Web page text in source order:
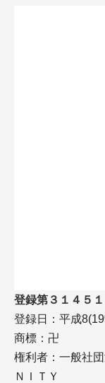
登録第３１４５
登録日：平成
商標：卍
権利者：一般社
ＮＩＴＹ